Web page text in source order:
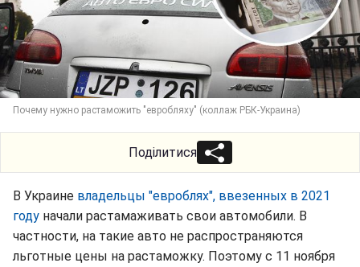
Почему нужно растаможить "евробляху" (коллаж РБК-Украина)
Поділитися
В Украине владельцы "евроблях", ввезенных в 2021
году начали растамаживать свои автомобили. В
частности, на такие авто не распространяются
льготные цены на растаможку. Поэтому с 11 ноября